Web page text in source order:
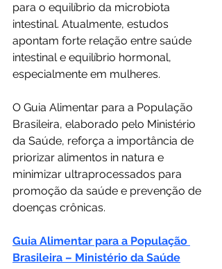
para o equilíbrio da microbiota
intestinal. Atualmente, estudos
apontam forte relação entre saúde
intestinal e equilíbrio hormonal,
especialmente em mulheres.
O Guia Alimentar para a População
Brasileira, elaborado pelo Ministério
da Saúde, reforça a importância de
priorizar alimentos in natura e
minimizar ultraprocessados para
promoção da saúde e prevenção de
doenças crônicas.
Guia Alimentar para a População
Brasileira – Ministério da Saúde